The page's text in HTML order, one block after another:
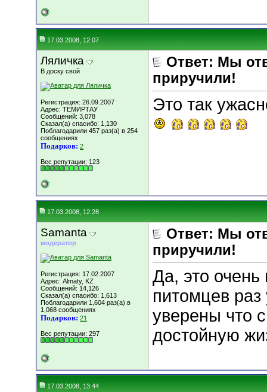
17.03.2008, 12:07
Ляличка
В доску свой
Регистрация: 26.09.2007
Адрес: ТЕМИРТАУ
Сообщений: 3,078
Сказал(а) спасибо: 1,130
Поблагодарили 457 раз(а) в 254
сообщениях
Подарков: 2
Вес репутации: 123
Ответ: Мы
приручили!
Это так
17.03.2008, 12:28
Samanta
модератор
Регистрация: 17.02.2007
Адрес: Almaty, KZ
Сообщений: 14,126
Сказал(а) спасибо: 1,613
Поблагодарили 1,604 раз(а) в
1,068 сообщениях
Подарков: 21
Вес репутации: 297
Ответ: Мы
приручили!
Да, это очень
питомцев
уверены что
достойную
17.03.2008, 13:44